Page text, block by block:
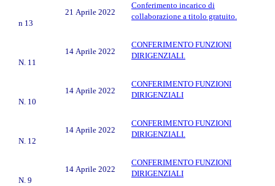
n 13
21 Aprile 2022
Conferimento incarico di
collaborazione a titolo gratuito.
N. 11
14 Aprile 2022
CONFERIMENTO FUNZIONI
DIRIGENZIALI.
N. 10
14 Aprile 2022
CONFERIMENTO FUNZIONI
DIRIGENZIALI
N. 12
14 Aprile 2022
CONFERIMENTO FUNZIONI
DIRIGENZIALI.
N. 9
14 Aprile 2022
CONFERIMENTO FUNZIONI
DIRIGENZIALI